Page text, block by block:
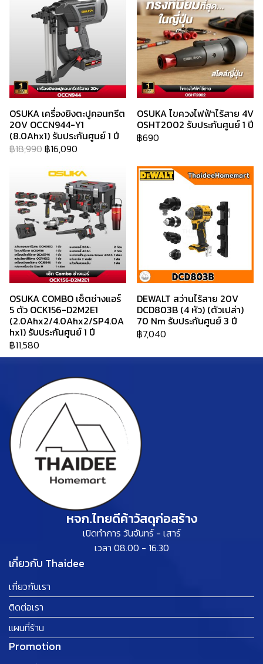
OSUKA เครื่องยิงตะปูคอนกรีต
20V OCCN944-Y1
(8.0Ahx1) รับประกันศูนย์ 1 ปี
฿18,990฿16,090
OSUKA ไขควงไฟฟ้าไร้สาย 4V
OSHT2002 รับประกันศูนย์ 1 ปี
฿690
OSUKA COMBO เซ็ตช่างแอร์
5 ตัว OCK156-D2M2E1
(2.0Ahx2/4.0Ahx2/SP4.0A
hx1) รับประกันศูนย์ 1 ปี
฿11,580
DEWALT สว่านไร้สาย 20V
DCD803B (4 หัว) (ตัวเปล่า)
70 Nm รับประกันศูนย์ 3 ปี
฿7,040
หจก.ไทยดีค้าวัสดุก่อสร้าง
เปิดทำการ วันจันทร์ - เสาร์
เวลา 08.00 - 16.30
เกี่ยวกับ Thaidee
เกี่ยวกับเรา
ติดต่อเรา
แผนที่ร้าน
Promotion